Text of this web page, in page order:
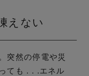
えない
突然の停電や災
ても . . .エネル